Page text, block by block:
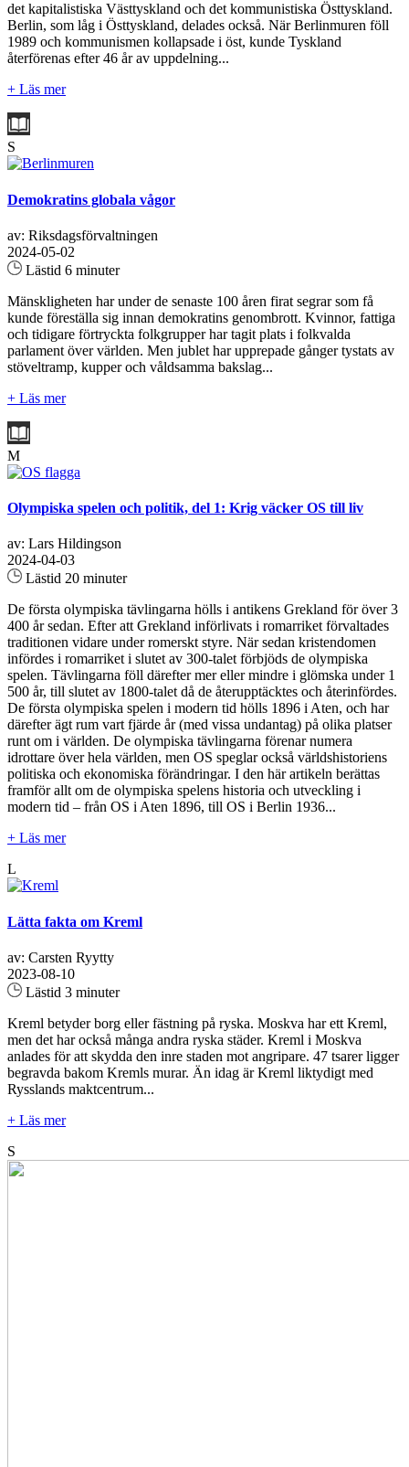
det kapitalistiska Västtyskland och det kommunistiska Östtyskland.
Berlin, som låg i Östtyskland, delades också. När Berlinmuren föll
1989 och kommunismen kollapsade i öst, kunde Tyskland
återförenas efter 46 år av uppdelning...
+ Läs mer
S
Demokratins globala vågor
av: Riksdagsförvaltningen
2024-05-02
Lästid 6 minuter
Mänskligheten har under de senaste 100 åren firat segrar som få
kunde föreställa sig innan demokratins genombrott. Kvinnor, fattiga
och tidigare förtryckta folkgrupper har tagit plats i folkvalda
parlament över världen. Men jublet har upprepade gånger tystats av
stöveltramp, kupper och våldsamma bakslag...
+ Läs mer
M
Olympiska spelen och politik, del 1: Krig väcker OS till liv
av: Lars Hildingson
2024-04-03
Lästid 20 minuter
De första olympiska tävlingarna hölls i antikens Grekland för över 3
400 år sedan. Efter att Grekland införlivats i romarriket förvaltades
traditionen vidare under romerskt styre. När sedan kristendomen
infördes i romarriket i slutet av 300-talet förbjöds de olympiska
spelen. Tävlingarna föll därefter mer eller mindre i glömska under 1
500 år, till slutet av 1800-talet då de återupptäcktes och återinfördes.
De första olympiska spelen i modern tid hölls 1896 i Aten, och har
därefter ägt rum vart fjärde år (med vissa undantag) på olika platser
runt om i världen. De olympiska tävlingarna förenar numera
idrottare över hela världen, men OS speglar också världshistoriens
politiska och ekonomiska förändringar. I den här artikeln berättas
framför allt om de olympiska spelens historia och utveckling i
modern tid – från OS i Aten 1896, till OS i Berlin 1936...
+ Läs mer
L
Lätta fakta om Kreml
av: Carsten Ryytty
2023-08-10
Lästid 3 minuter
Kreml betyder borg eller fästning på ryska. Moskva har ett Kreml,
men det har också många andra ryska städer. Kreml i Moskva
anlades för att skydda den inre staden mot angripare. 47 tsarer ligger
begravda bakom Kremls murar. Än idag är Kreml liktydigt med
Rysslands maktcentrum...
+ Läs mer
S